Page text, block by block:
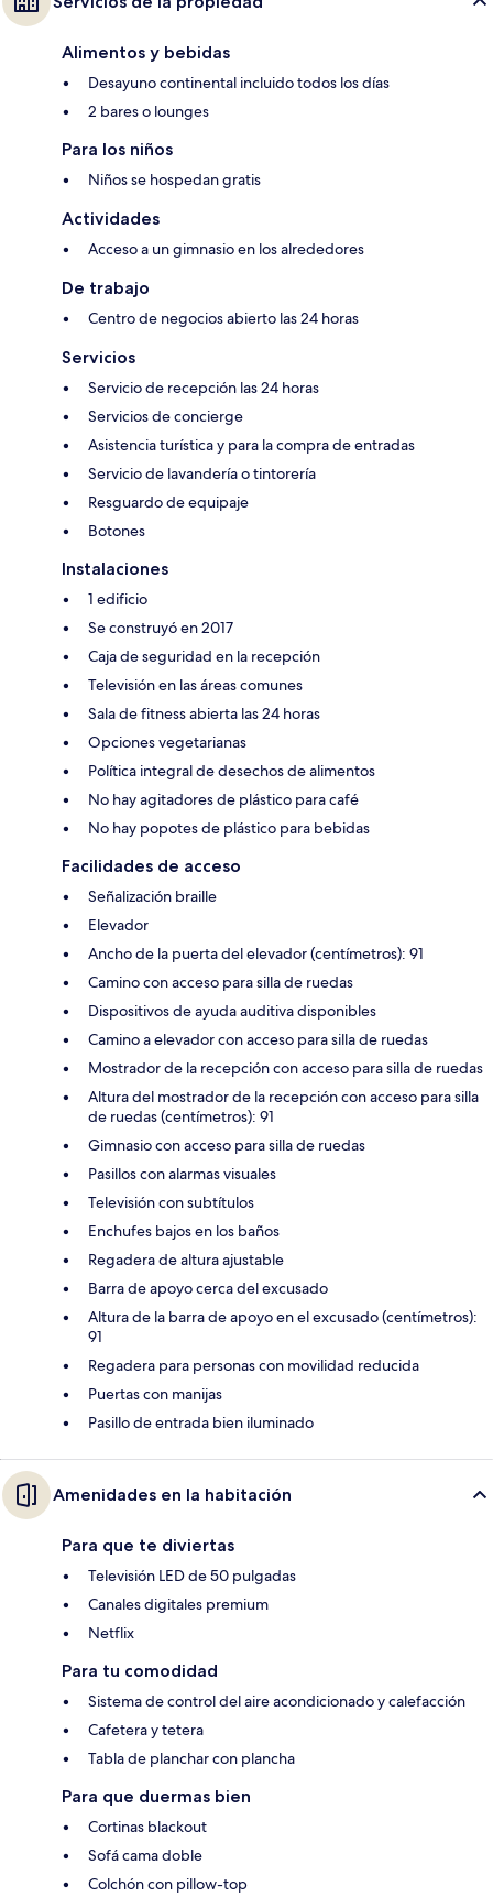
Alimentos y bebidas
Desayuno continental incluido todos los días
2 bares o lounges
Para los niños
Niños se hospedan gratis
Actividades
Acceso a un gimnasio en los alrededores
De trabajo
Centro de negocios abierto las 24 horas
Servicios
Servicio de recepción las 24 horas
Servicios de concierge
Asistencia turística y para la compra de entradas
Servicio de lavandería o tintorería
Resguardo de equipaje
Botones
Instalaciones
1 edificio
Se construyó en 2017
Caja de seguridad en la recepción
Televisión en las áreas comunes
Sala de fitness abierta las 24 horas
Opciones vegetarianas
Política integral de desechos de alimentos
No hay agitadores de plástico para café
No hay popotes de plástico para bebidas
Facilidades de acceso
Señalización braille
Elevador
Ancho de la puerta del elevador (centímetros): 91
Camino con acceso para silla de ruedas
Dispositivos de ayuda auditiva disponibles
Camino a elevador con acceso para silla de ruedas
Mostrador de la recepción con acceso para silla de ruedas
Altura del mostrador de la recepción con acceso para silla
de ruedas (centímetros): 91
Gimnasio con acceso para silla de ruedas
Pasillos con alarmas visuales
Televisión con subtítulos
Enchufes bajos en los baños
Regadera de altura ajustable
Barra de apoyo cerca del excusado
Altura de la barra de apoyo en el excusado (centímetros):
91
Regadera para personas con movilidad reducida
Puertas con manijas
Pasillo de entrada bien iluminado
Amenidades en la habitación
Para que te diviertas
Televisión LED de 50 pulgadas
Canales digitales premium
Netflix
Para tu comodidad
Sistema de control del aire acondicionado y calefacción
Cafetera y tetera
Tabla de planchar con plancha
Para que duermas bien
Cortinas blackout
Sofá cama doble
Colchón con pillow-top